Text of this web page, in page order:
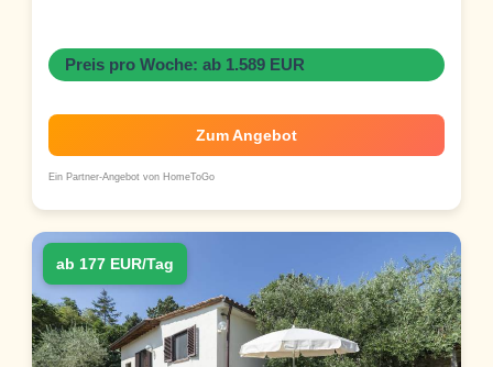
Preis pro Woche: ab 1.589 EUR
Zum Angebot
Ein Partner-Angebot von HomeToGo
ab 177 EUR/Tag